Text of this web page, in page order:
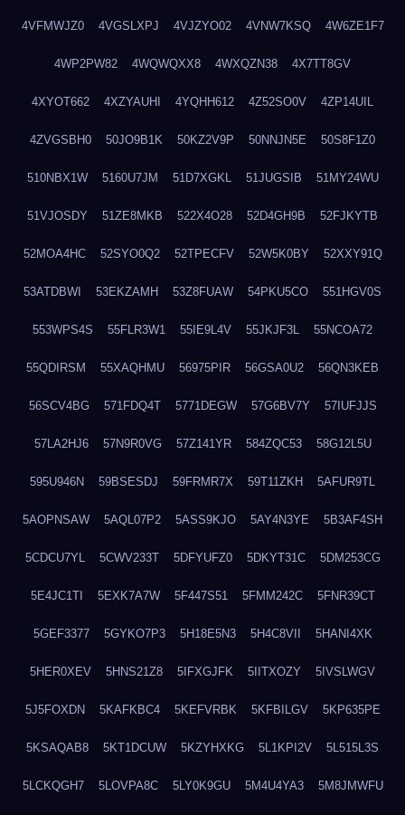
4VFMWJZ0 4VGSLXPJ 4VJZYO02 4VNW7KSQ 4W6ZE1F7
4WP2PW82 4WQWQXX8 4WXQZN38 4X7TT8GV
4XYOT662 4XZYAUHI 4YQHH612 4Z52SO0V 4ZP14UIL
4ZVGSBH0 50JO9B1K 50KZ2V9P 50NNJN5E 50S8F1Z0
510NBX1W 5160U7JM 51D7XGKL 51JUGSIB 51MY24WU
51VJOSDY 51ZE8MKB 522X4O28 52D4GH9B 52FJKYTB
52MOA4HC 52SYO0Q2 52TPECFV 52W5K0BY 52XXY91Q
53ATDBWI 53EKZAMH 53Z8FUAW 54PKU5CO 551HGV0S
553WPS4S 55FLR3W1 55IE9L4V 55JKJF3L 55NCOA72
55QDIRSM 55XAQHMU 56975PIR 56GSA0U2 56QN3KEB
56SCV4BG 571FDQ4T 5771DEGW 57G6BV7Y 57IUFJJS
57LA2HJ6 57N9R0VG 57Z141YR 584ZQC53 58G12L5U
595U946N 59BSESDJ 59FRMR7X 59T11ZKH 5AFUR9TL
5AOPNSAW 5AQL07P2 5ASS9KJO 5AY4N3YE 5B3AF4SH
5CDCU7YL 5CWV233T 5DFYUFZ0 5DKYT31C 5DM253CG
5E4JC1TI 5EXK7A7W 5F447S51 5FMM242C 5FNR39CT
5GEF3377 5GYKO7P3 5H18E5N3 5H4C8VII 5HANI4XK
5HER0XEV 5HNS21Z8 5IFXGJFK 5IITXOZY 5IVSLWGV
5J5FOXDN 5KAFKBC4 5KEFVRBK 5KFBILGV 5KP635PE
5KSAQAB8 5KT1DCUW 5KZYHXKG 5L1KPI2V 5L515L3S
5LCKQGH7 5LOVPA8C 5LY0K9GU 5M4U4YA3 5M8JMWFU